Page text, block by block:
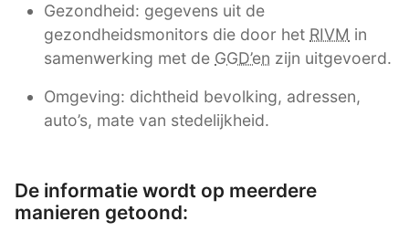
Gezondheid: gegevens uit de
gezondheidsmonitors die door het RIVM in
samenwerking met de GGD’en zijn uitgevoerd.
Omgeving: dichtheid bevolking, adressen,
auto’s, mate van stedelijkheid.
De informatie wordt op meerdere
manieren getoond: